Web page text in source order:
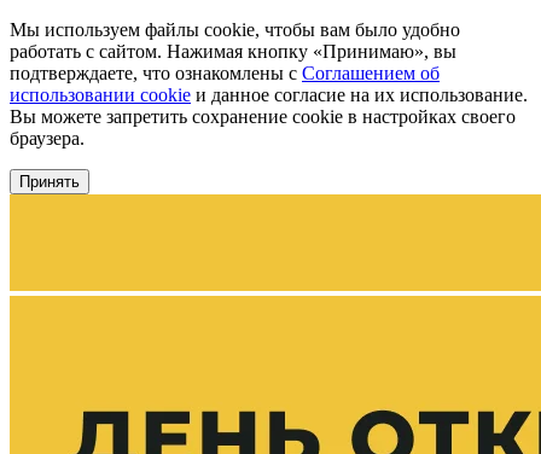
Мы используем файлы cookie, чтобы вам было удобно
работать с сайтом. Нажимая кнопку «Принимаю», вы
подтверждаете, что ознакомлены с Соглашением об
использовании cookie и данное согласие на их использование.
Вы можете запретить сохранение cookie в настройках своего
браузера.
Принять